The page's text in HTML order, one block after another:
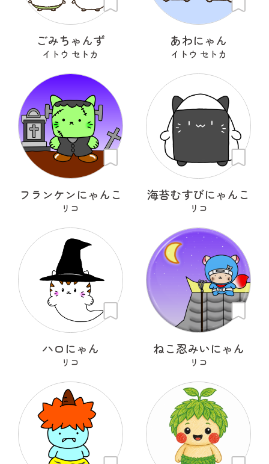
ごみちゃんず
イトウ セトカ
あわにゃん
イトウ セトカ
フランケンにゃんこ
リコ
海苔むすびにゃんこ
リコ
ハロにゃん
リコ
ねこ忍みいにゃん
リコ